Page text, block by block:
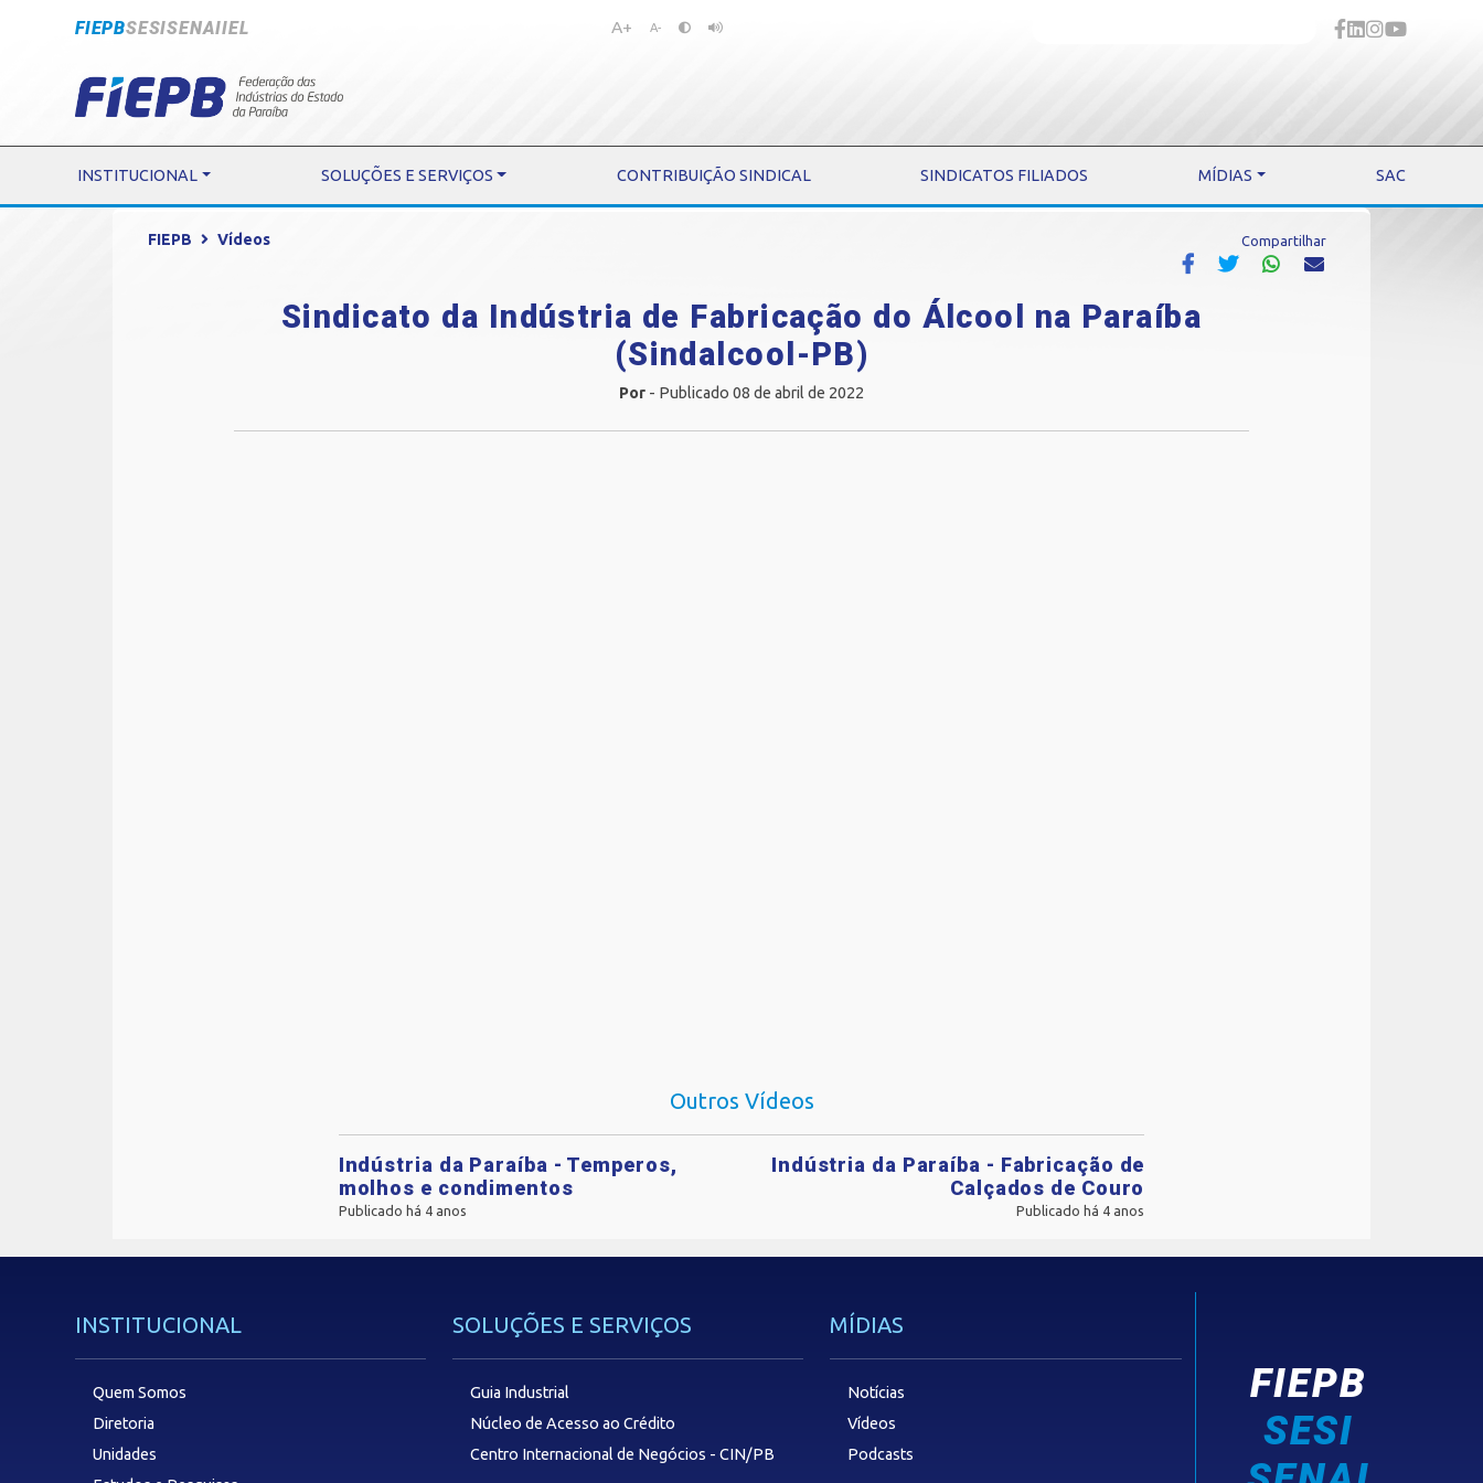
FIEPBSESISENAIIEL
Pular
Pular
A+ A-
INSTITUCIONAL SOLUÇÕES E SERVIÇOS CONTRIBUIÇÃO SINDICAL SINDICATOS FILIADOS MÍDIAS SAC
FIEPB Vídeos Compartilhar
Sindicato da Indústria de Fabricação do Álcool na Paraíba
(Sindalcool-PB)
Por - Publicado 08 de abril de 2022
Outros Vídeos
Indústria da Paraíba - Temperos,
molhos e condimentos
Publicado há 4 anos
Indústria da Paraíba - Fabricação de
Calçados de Couro
Publicado há 4 anos
INSTITUCIONAL
Quem Somos
Diretoria
Unidades
SOLUÇÕES E SERVIÇOS
Guia Industrial
Núcleo de Acesso ao Crédito
Centro Internacional de Negócios - CIN/PB
MÍDIAS
Notícias
Vídeos
Podcasts
FIEPB
SESI